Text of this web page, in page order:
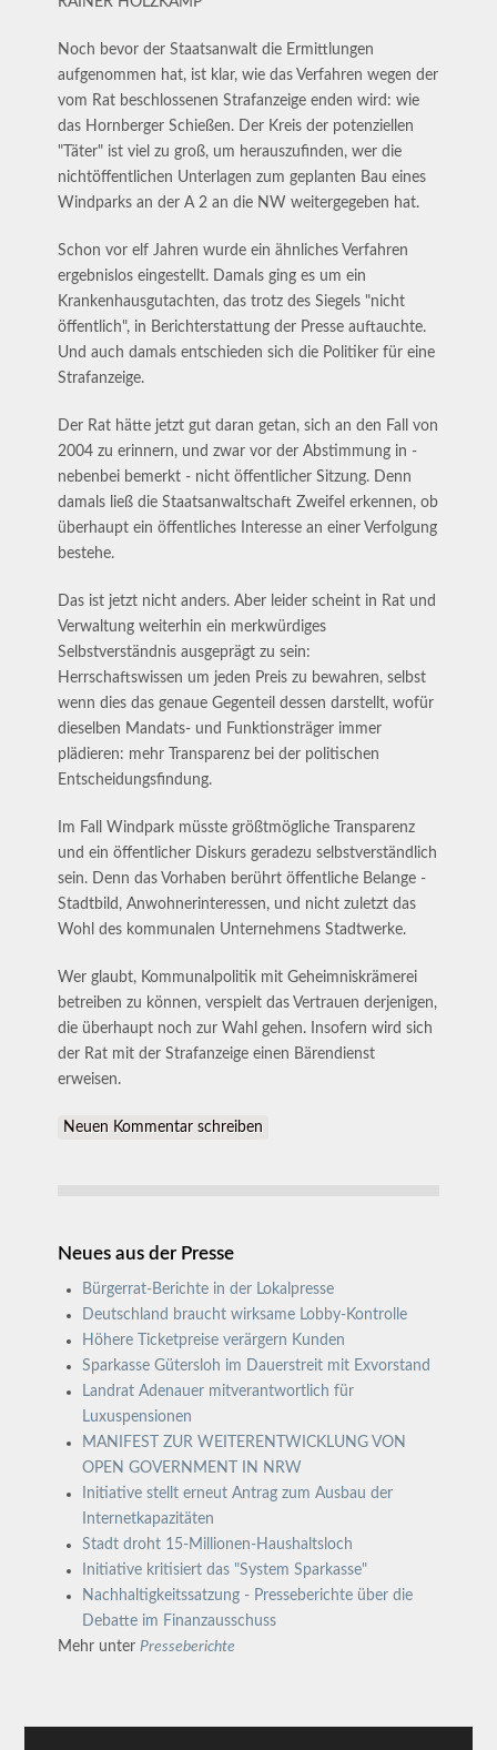
Noch bevor der Staatsanwalt die Ermittlungen
aufgenommen hat, ist klar, wie das Verfahren wegen der
vom Rat beschlossenen Strafanzeige enden wird: wie
das Hornberger Schießen. Der Kreis der potenziellen
"Täter" ist viel zu groß, um herauszufinden, wer die
nichtöffentlichen Unterlagen zum geplanten Bau eines
Windparks an der A 2 an die NW weitergegeben hat.
Schon vor elf Jahren wurde ein ähnliches Verfahren
ergebnislos eingestellt. Damals ging es um ein
Krankenhausgutachten, das trotz des Siegels "nicht
öffentlich", in Berichterstattung der Presse auftauchte.
Und auch damals entschieden sich die Politiker für eine
Strafanzeige.
Der Rat hätte jetzt gut daran getan, sich an den Fall von
2004 zu erinnern, und zwar vor der Abstimmung in -
nebenbei bemerkt - nicht öffentlicher Sitzung. Denn
damals ließ die Staatsanwaltschaft Zweifel erkennen, ob
überhaupt ein öffentliches Interesse an einer Verfolgung
bestehe.
Das ist jetzt nicht anders. Aber leider scheint in Rat und
Verwaltung weiterhin ein merkwürdiges
Selbstverständnis ausgeprägt zu sein:
Herrschaftswissen um jeden Preis zu bewahren, selbst
wenn dies das genaue Gegenteil dessen darstellt, wofür
dieselben Mandats- und Funktionsträger immer
plädieren: mehr Transparenz bei der politischen
Entscheidungsfindung.
Im Fall Windpark müsste größtmögliche Transparenz
und ein öffentlicher Diskurs geradezu selbstverständlich
sein. Denn das Vorhaben berührt öffentliche Belange -
Stadtbild, Anwohnerinteressen, und nicht zuletzt das
Wohl des kommunalen Unternehmens Stadtwerke.
Wer glaubt, Kommunalpolitik mit Geheimniskrämerei
betreiben zu können, verspielt das Vertrauen derjenigen,
die überhaupt noch zur Wahl gehen. Insofern wird sich
der Rat mit der Strafanzeige einen Bärendienst
erweisen.
Neuen Kommentar schreiben
Neues aus der Presse
Bürgerrat-Berichte in der Lokalpresse
Deutschland braucht wirksame Lobby-Kontrolle
Höhere Ticketpreise verärgern Kunden
Sparkasse Gütersloh im Dauerstreit mit Exvorstand
Landrat Adenauer mitverantwortlich für
Luxuspensionen
MANIFEST ZUR WEITERENTWICKLUNG VON
OPEN GOVERNMENT IN NRW
Initiative stellt erneut Antrag zum Ausbau der
Internetkapazitäten
Stadt droht 15-Millionen-Haushaltsloch
Initiative kritisiert das "System Sparkasse"
Nachhaltigkeitssatzung - Presseberichte über die
Debatte im Finanzausschuss
Mehr unterPresseberichte